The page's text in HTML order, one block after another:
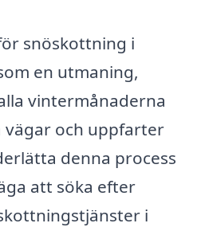
snöskottning i
en utmaning,
vintermånaderna
vägar och uppfarter
denna process
att söka efter
i